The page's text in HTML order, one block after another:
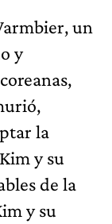
un
y
la
y su
de la
y su